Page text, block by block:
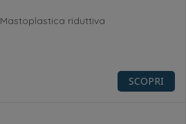
Mastoplastica riduttiva
SCOPRI